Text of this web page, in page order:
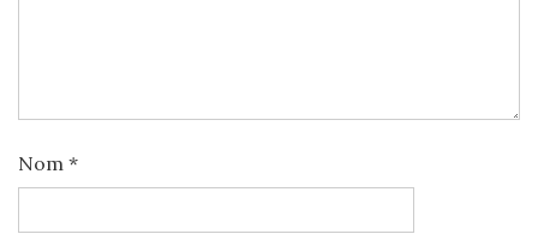
Nom *